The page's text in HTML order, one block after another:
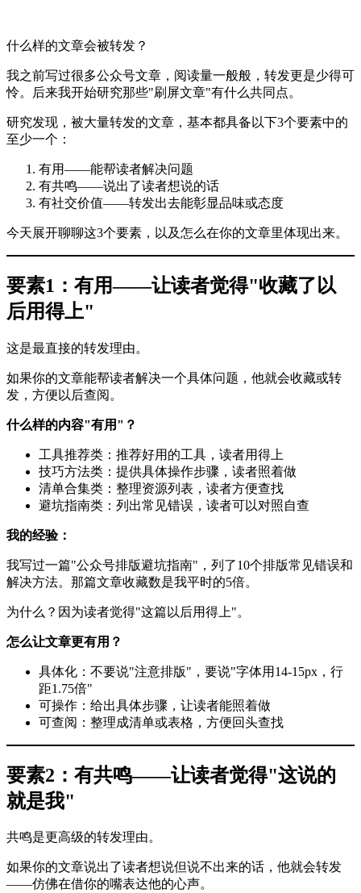
什么样的文章会被转发？
我之前写过很多公众号文章，阅读量一般般，转发更是少得可
怜。后来我开始研究那些"刷屏文章"有什么共同点。
研究发现，被大量转发的文章，基本都具备以下3个要素中的
至少一个：
有用——能帮读者解决问题
有共鸣——说出了读者想说的话
有社交价值——转发出去能彰显品味或态度
今天展开聊聊这3个要素，以及怎么在你的文章里体现出来。
要素1：有用——让读者觉得"收藏了以
后用得上"
这是最直接的转发理由。
如果你的文章能帮读者解决一个具体问题，他就会收藏或转
发，方便以后查阅。
什么样的内容"有用"？
工具推荐类：推荐好用的工具，读者用得上
技巧方法类：提供具体操作步骤，读者照着做
清单合集类：整理资源列表，读者方便查找
避坑指南类：列出常见错误，读者可以对照自查
我的经验：
我写过一篇"公众号排版避坑指南"，列了10个排版常见错误和
解决方法。那篇文章收藏数是我平时的5倍。
为什么？因为读者觉得"这篇以后用得上"。
怎么让文章更有用？
具体化：不要说"注意排版"，要说"字体用14-15px，行
距1.75倍"
可操作：给出具体步骤，让读者能照着做
可查阅：整理成清单或表格，方便回头查找
要素2：有共鸣——让读者觉得"这说的
就是我"
共鸣是更高级的转发理由。
如果你的文章说出了读者想说但说不出来的话，他就会转发
——仿佛在借你的嘴表达他的心声。